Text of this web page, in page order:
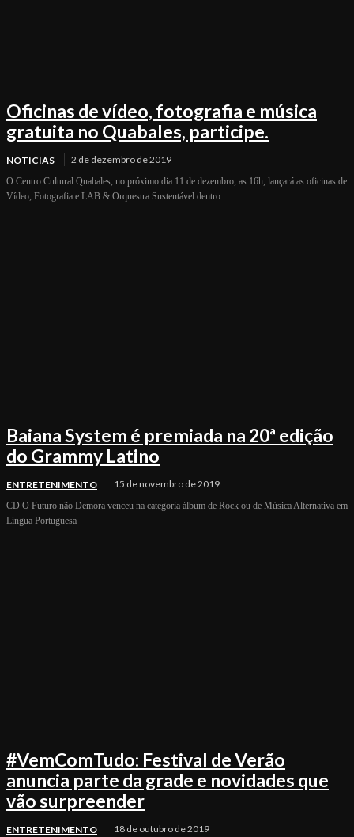
Oficinas de vídeo, fotografia e música
gratuita no Quabales, participe.
NOTICIAS 2 de dezembro de 2019
O Centro Cultural Quabales, no próximo dia 11 de dezembro, as 16h, lançará as oficinas de
Vídeo, Fotografia e LAB & Orquestra Sustentável dentro...
Baiana System é premiada na 20ª edição
do Grammy Latino
ENTRETENIMENTO 15 de novembro de 2019
CD O Futuro não Demora venceu na categoria álbum de Rock ou de Música Alternativa em
Língua Portuguesa
#VemComTudo: Festival de Verão
anuncia parte da grade e novidades que
vão surpreender
ENTRETENIMENTO 18 de outubro de 2019